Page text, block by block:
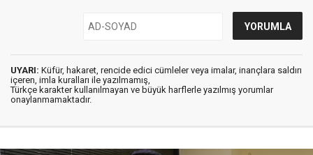
UYARI: Küfür, hakaret, rencide edici cümleler veya imalar, inançlara saldırı
içeren, imla kuralları ile yazılmamış,
Türkçe karakter kullanılmayan ve büyük harflerle yazılmış yorumlar
onaylanmamaktadır.